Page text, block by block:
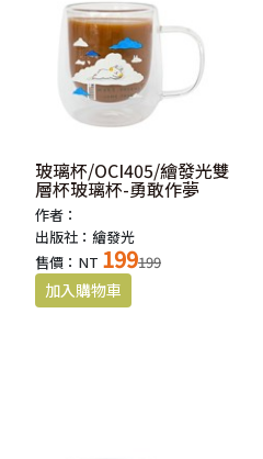
玻璃杯/OCI405/繪發光雙
層杯玻璃杯-勇敢作夢
作者：
出版社：繪發光
售價：NT 199199